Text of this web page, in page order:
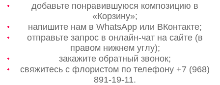
добавьте понравившуюся композицию в
«Корзину»;
напишите нам в WhatsApp или ВКонтакте;
отправьте запрос в онлайн-чат на сайте (в
правом нижнем углу);
закажите обратный звонок;
свяжитесь с флористом по телефону +7 (968)
891-19-11.